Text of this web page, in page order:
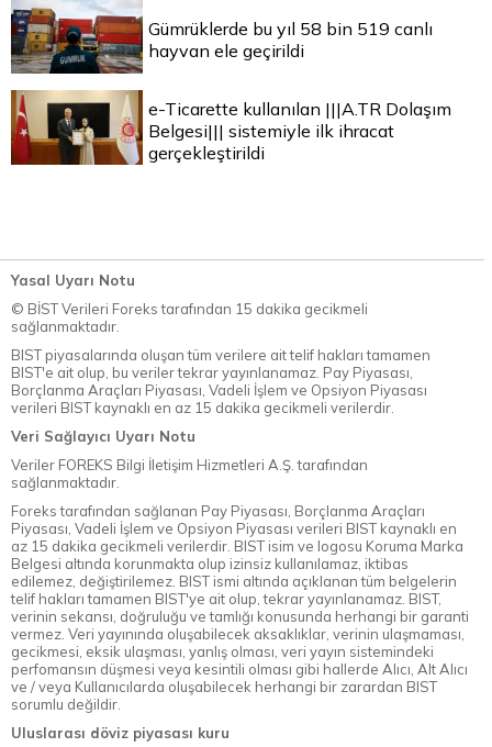
Gümrüklerde bu yıl 58 bin 519 canlı
hayvan ele geçirildi
e-Ticarette kullanılan |||A.TR Dolaşım
Belgesi||| sistemiyle ilk ihracat
gerçekleştirildi
Yasal Uyarı Notu
© BİST Verileri Foreks tarafından 15 dakika gecikmeli
sağlanmaktadır.
BIST piyasalarında oluşan tüm verilere ait telif hakları tamamen
BIST'e ait olup, bu veriler tekrar yayınlanamaz. Pay Piyasası,
Borçlanma Araçları Piyasası, Vadeli İşlem ve Opsiyon Piyasası
verileri BIST kaynaklı en az 15 dakika gecikmeli verilerdir.
Veri Sağlayıcı Uyarı Notu
Veriler FOREKS Bilgi İletişim Hizmetleri A.Ş. tarafından
sağlanmaktadır.
Foreks tarafından sağlanan Pay Piyasası, Borçlanma Araçları
Piyasası, Vadeli İşlem ve Opsiyon Piyasası verileri BIST kaynaklı en
az 15 dakika gecikmeli verilerdir. BIST isim ve logosu Koruma Marka
Belgesi altında korunmakta olup izinsiz kullanılamaz, iktibas
edilemez, değiştirilemez. BIST ismi altında açıklanan tüm belgelerin
telif hakları tamamen BIST'ye ait olup, tekrar yayınlanamaz. BIST,
verinin sekansı, doğruluğu ve tamlığı konusunda herhangi bir garanti
vermez. Veri yayınında oluşabilecek aksaklıklar, verinin ulaşmaması,
gecikmesi, eksik ulaşması, yanlış olması, veri yayın sistemindeki
perfomansın düşmesi veya kesintili olması gibi hallerde Alıcı, Alt Alıcı
ve / veya Kullanıcılarda oluşabilecek herhangi bir zarardan BIST
sorumlu değildir.
Uluslarası döviz piyasası kuru